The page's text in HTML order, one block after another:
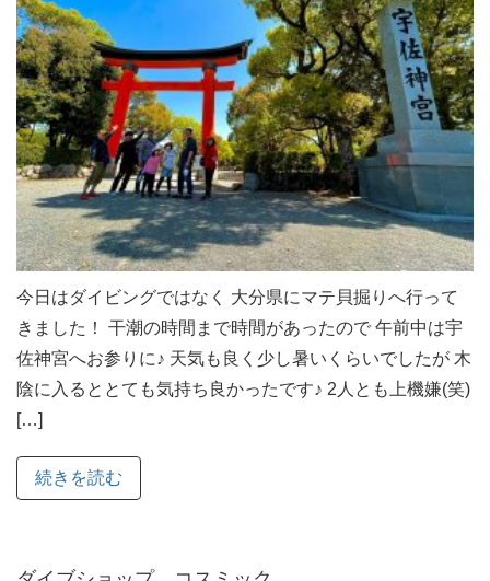
今日はダイビングではなく 大分県にマテ貝掘りへ行って
きました！ 干潮の時間まで時間があったので 午前中は宇
佐神宮へお参りに♪ 天気も良く少し暑いくらいでしたが 木
陰に入るととても気持ち良かったです♪ 2人とも上機嫌(笑)
[…]
続きを読む